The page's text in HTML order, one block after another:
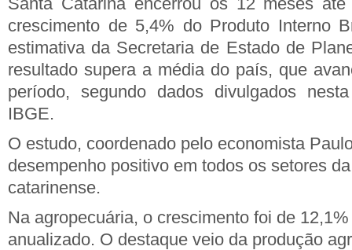
crescimento de 5,4% do Produto Interno
estimativa da Secretaria de Estado de
resultado supera a média do país, que
período, segundo dados divulgados
IBGE.
O estudo, coordenado pelo economista
desempenho positivo em todos os setores
catarinense.
Na agropecuária, o crescimento foi de
anualizado. O destaque veio da produção